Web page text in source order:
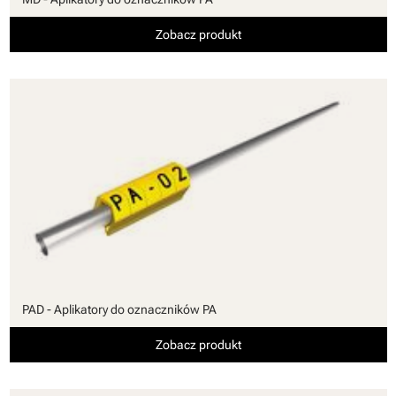
Zobacz produkt
PAD - Aplikatory do oznaczników PA
Zobacz produkt